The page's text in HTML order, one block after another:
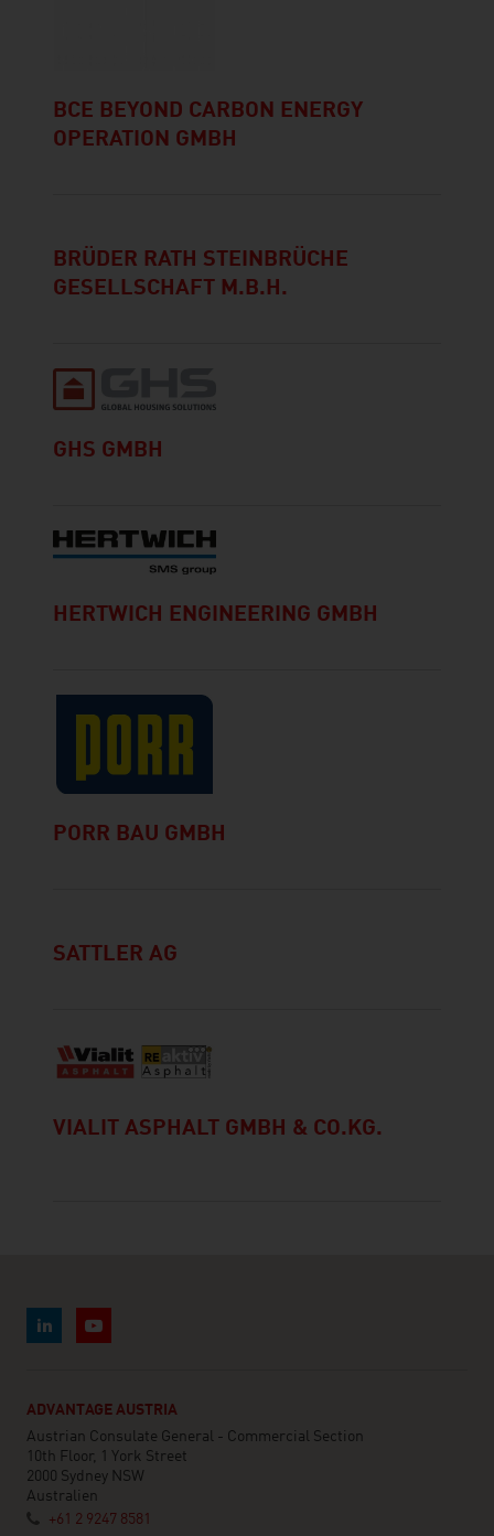
BCE BEYOND CARBON ENERGY
OPERATION GMBH
BRÜDER RATH STEINBRÜCHE
GESELLSCHAFT M.B.H.
GHS GMBH
HERTWICH ENGINEERING GMBH
PORR BAU GMBH
SATTLER AG
VIALIT ASPHALT GMBH & CO.KG.
ADVANTAGE AUSTRIA
Austrian Consulate General - Commercial Section
10th Floor, 1 York Street
2000 Sydney NSW
Australien
+61 2 9247 8581